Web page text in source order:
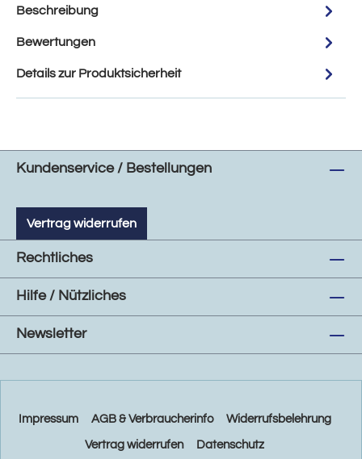
Beschreibung
Bewertungen
Details zur Produktsicherheit
Kundenservice / Bestellungen
Vertrag widerrufen
Rechtliches
Hilfe / Nützliches
Newsletter
Impressum AGB & Verbraucherinfo Widerrufsbelehrung
Vertrag widerrufen Datenschutz